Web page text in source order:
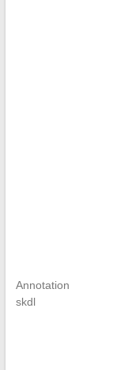
Annotation
skdl